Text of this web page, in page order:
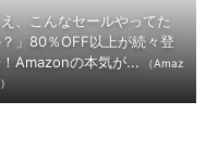
え、こんなセールやってた
」80％OFF以上が続々登
Amazonの本気が...
（Amaz